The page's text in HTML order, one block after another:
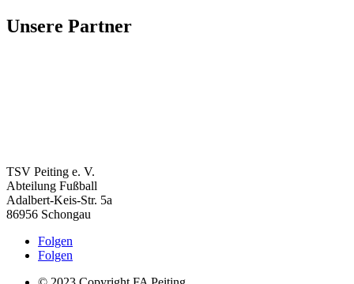
Unsere Partner
TSV Peiting e. V.
Abteilung Fußball
Adalbert-Keis-Str. 5a
86956 Schongau
Folgen
Folgen